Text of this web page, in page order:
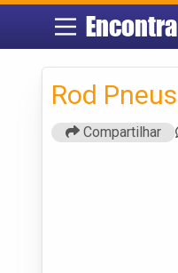
Rod Pneus
Compartilhar